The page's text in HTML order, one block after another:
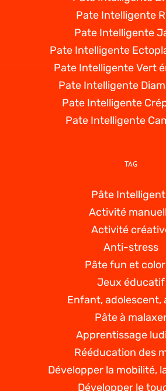
Pate Intelligente
Pate Intelligente
Pate Intelligente
Pate Intelligente Vert
Pate Intelligente
Pate Intelligente
Pate Intelligente
TAG
Pâte
Activité
Activité
Anti-stress
Pâte fun et
Jeux éducatif
Enfant, adolescent,
Pâte à
Apprentissage
Rééducation des
Développer la mobilité,
Développer le